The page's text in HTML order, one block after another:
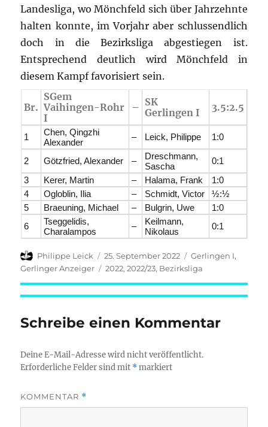
Landesliga, wo Mönchfeld sich über Jahrzehnte
halten konnte, im Vorjahr aber schlussendlich
doch in die Bezirksliga abgestiegen ist.
Entsprechend deutlich wird Mönchfeld in
diesem Kampf favorisiert sein.
Br.
SGem
Vaihingen-Rohr
I
– SK
Gerlingen I
3.5:2.5
1
Chen, Qingzhi
Alexander
– Leick, Philippe 1:0
2 Götzfried, Alexander –
Dreschmann,
Sascha
0:1
3
Kerer, Martin – Halama, Frank
1:0
4
Ogloblin, Ilia – Schmidt, Victor
½:½
5
Braeuning, Michael – Bulgrin, Uwe
1:0
6
Tseggelidis,
Charalampos
–
Keilmann,
Nikolaus
0:1
Autor
Philippe Leick
Veröffentlicht
am
25. September 2022 Kategorien
Gerlingen I,
Gerlinger Anzeiger
Schlagwörter
2022,2022/23, Bezirksliga
Schreibe einen Kommentar
Deine E-Mail-Adresse wird nicht veröffentlicht.
Erforderliche Felder sind mit *markiert
KOMMENTAR *